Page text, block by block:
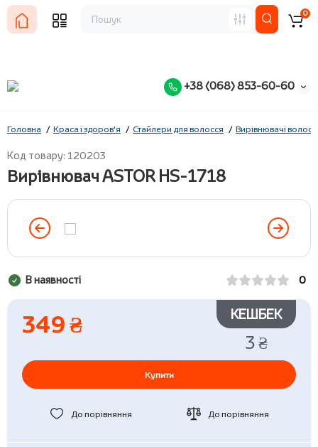
+38 (068) 853-60-60
0
Головна Краса і здоров'я Стайлери для волосся Вирівнювачі
Код товару: 120203
Вирівнювач ASTOR HS-1718
В наявності 0
349 ₴ КЕШБЕК
3 ₴
Купити
До порівняння До порівняння